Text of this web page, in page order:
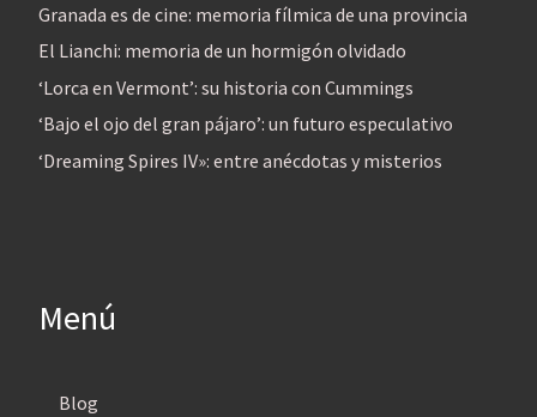
Granada es de cine: memoria fílmica de una provincia
El Lianchi: memoria de un hormigón olvidado
‘Lorca en Vermont’: su historia con Cummings
‘Bajo el ojo del gran pájaro’: un futuro especulativo
‘Dreaming Spires IV»: entre anécdotas y misterios
Menú
Blog